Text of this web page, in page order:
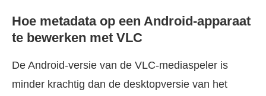
Hoe metadata op een Android-apparaat
te bewerken met VLC
De Android-versie van de VLC-mediaspeler is
minder krachtig dan de desktopversie van het